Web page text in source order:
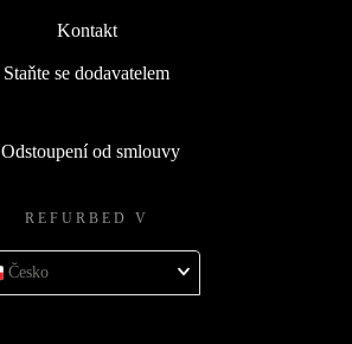
Kontakt
Staňte se dodavatelem
Odstoupení od smlouvy
REFURBED V
Česko